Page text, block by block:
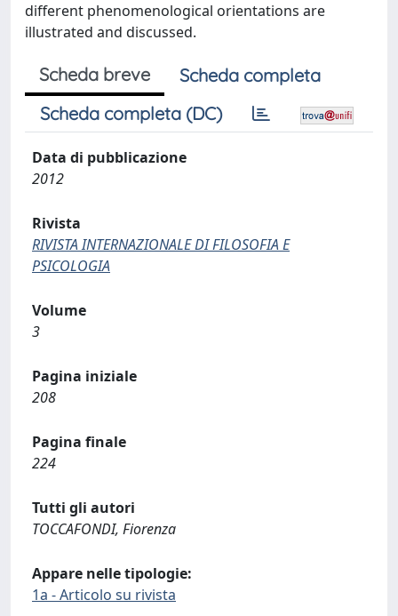
different phenomenological orientations are
illustrated and discussed.
Scheda breve
Scheda completa
Scheda completa (DC)
Data di pubblicazione
2012
Rivista
RIVISTA INTERNAZIONALE DI FILOSOFIA E
PSICOLOGIA
Volume
3
Pagina iniziale
208
Pagina finale
224
Tutti gli autori
TOCCAFONDI, Fiorenza
Appare nelle tipologie:
1a - Articolo su rivista